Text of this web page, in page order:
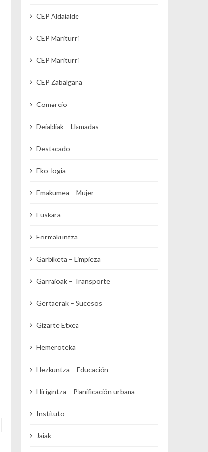
CEP Aldaialde
CEP Mariturri
CEP Mariturri
CEP Zabalgana
Comercio
Deialdiak – Llamadas
Destacado
Eko-logia
Emakumea – Mujer
Euskara
Formakuntza
Garbiketa – Limpieza
Garraioak – Transporte
Gertaerak – Sucesos
Gizarte Etxea
Hemeroteka
Hezkuntza – Educación
Hirigintza – Planificación urbana
Instituto
Jaiak